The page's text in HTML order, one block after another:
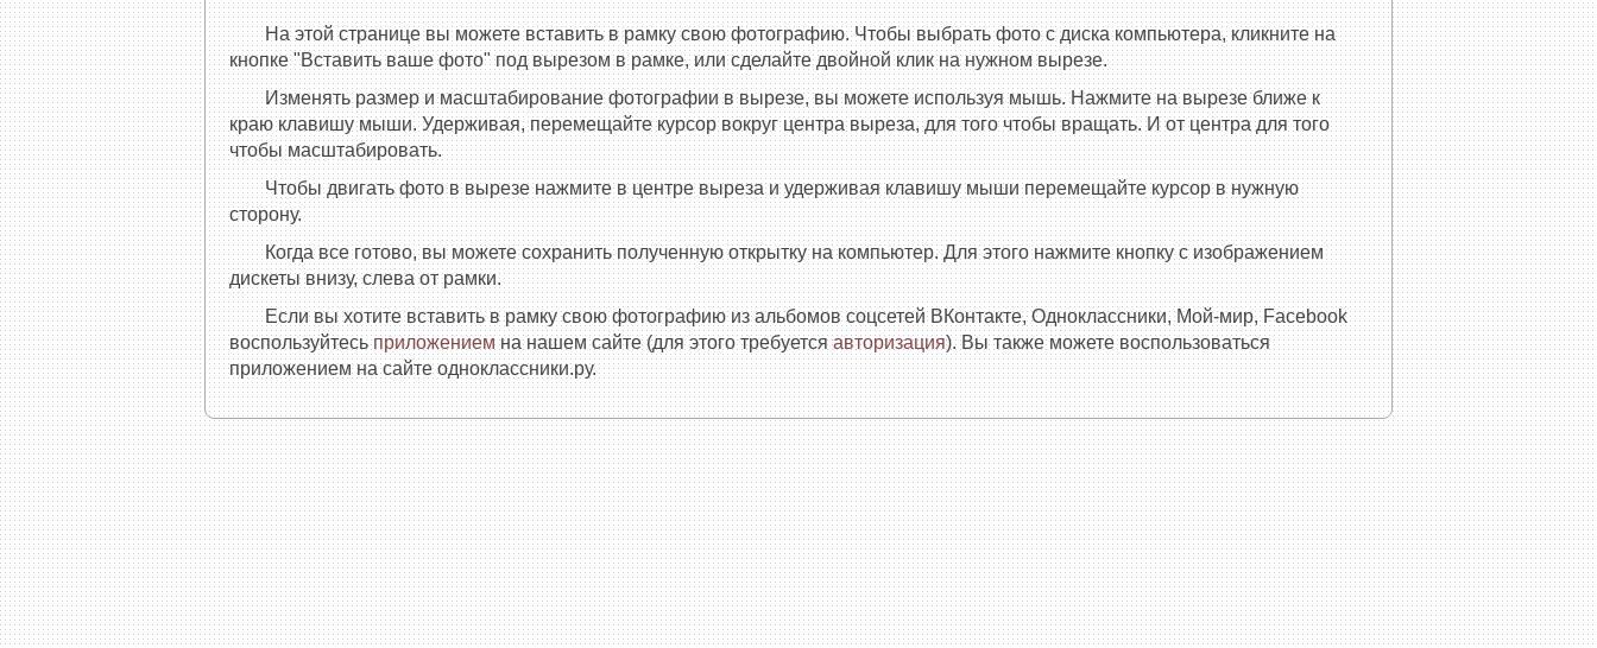
На этой странице вы можете вставить в рамку свою фотографию. Чтобы выбрать фото с диска компьютера, кликните на
кнопке "Вставить ваше фото" под вырезом в рамке, или сделайте двойной клик на нужном вырезе.
Изменять размер и масштабирование фотографии в вырезе, вы можете используя мышь. Нажмите на вырезе ближе к
краю клавишу мыши. Удерживая, перемещайте курсор вокруг центра выреза, для того чтобы вращать. И от центра для того
чтобы масштабировать.
Чтобы двигать фото в вырезе нажмите в центре выреза и удерживая клавишу мыши перемещайте курсор в нужную
сторону.
Когда все готово, вы можете сохранить полученную открытку на компьютер. Для этого нажмите кнопку с изображением
дискеты внизу, слева от рамки.
Если вы хотите вставить в рамку свою фотографию из альбомов соцсетей ВКонтакте, Одноклассники, Мой-мир, Facebook
воспользуйтесьприложениемна нашем сайте (для этого требуетсяавторизация). Вы также можете воспользоваться
приложением на сайте одноклассники.ру.